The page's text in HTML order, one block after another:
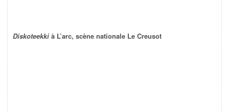
Diskoteekki à L’arc, scène nationale Le Creusot